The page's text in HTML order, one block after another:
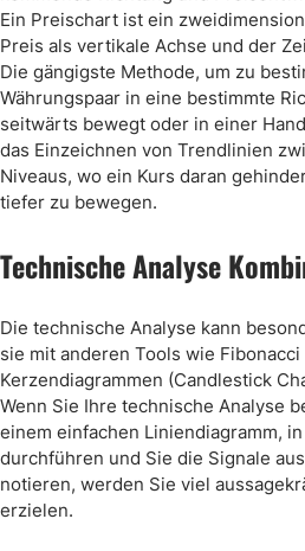
Ein Preischart ist ein
Preis als vertikale Achse und der
Die gängigste Methode, um zu
Währungspaar in eine bestimmte
seitwärts bewegt oder in einer
das Einzeichnen von Trendlinien
Niveaus, wo ein Kurs daran
tiefer zu bewegen.
Technische Analyse
Die technische Analyse kann
sie mit anderen Tools wie
Kerzendiagrammen (Candlestick
Wenn Sie Ihre technische Analyse
einem einfachen Liniendiagramm,
durchführen und Sie die Signale
notieren, werden Sie viel
erzielen.